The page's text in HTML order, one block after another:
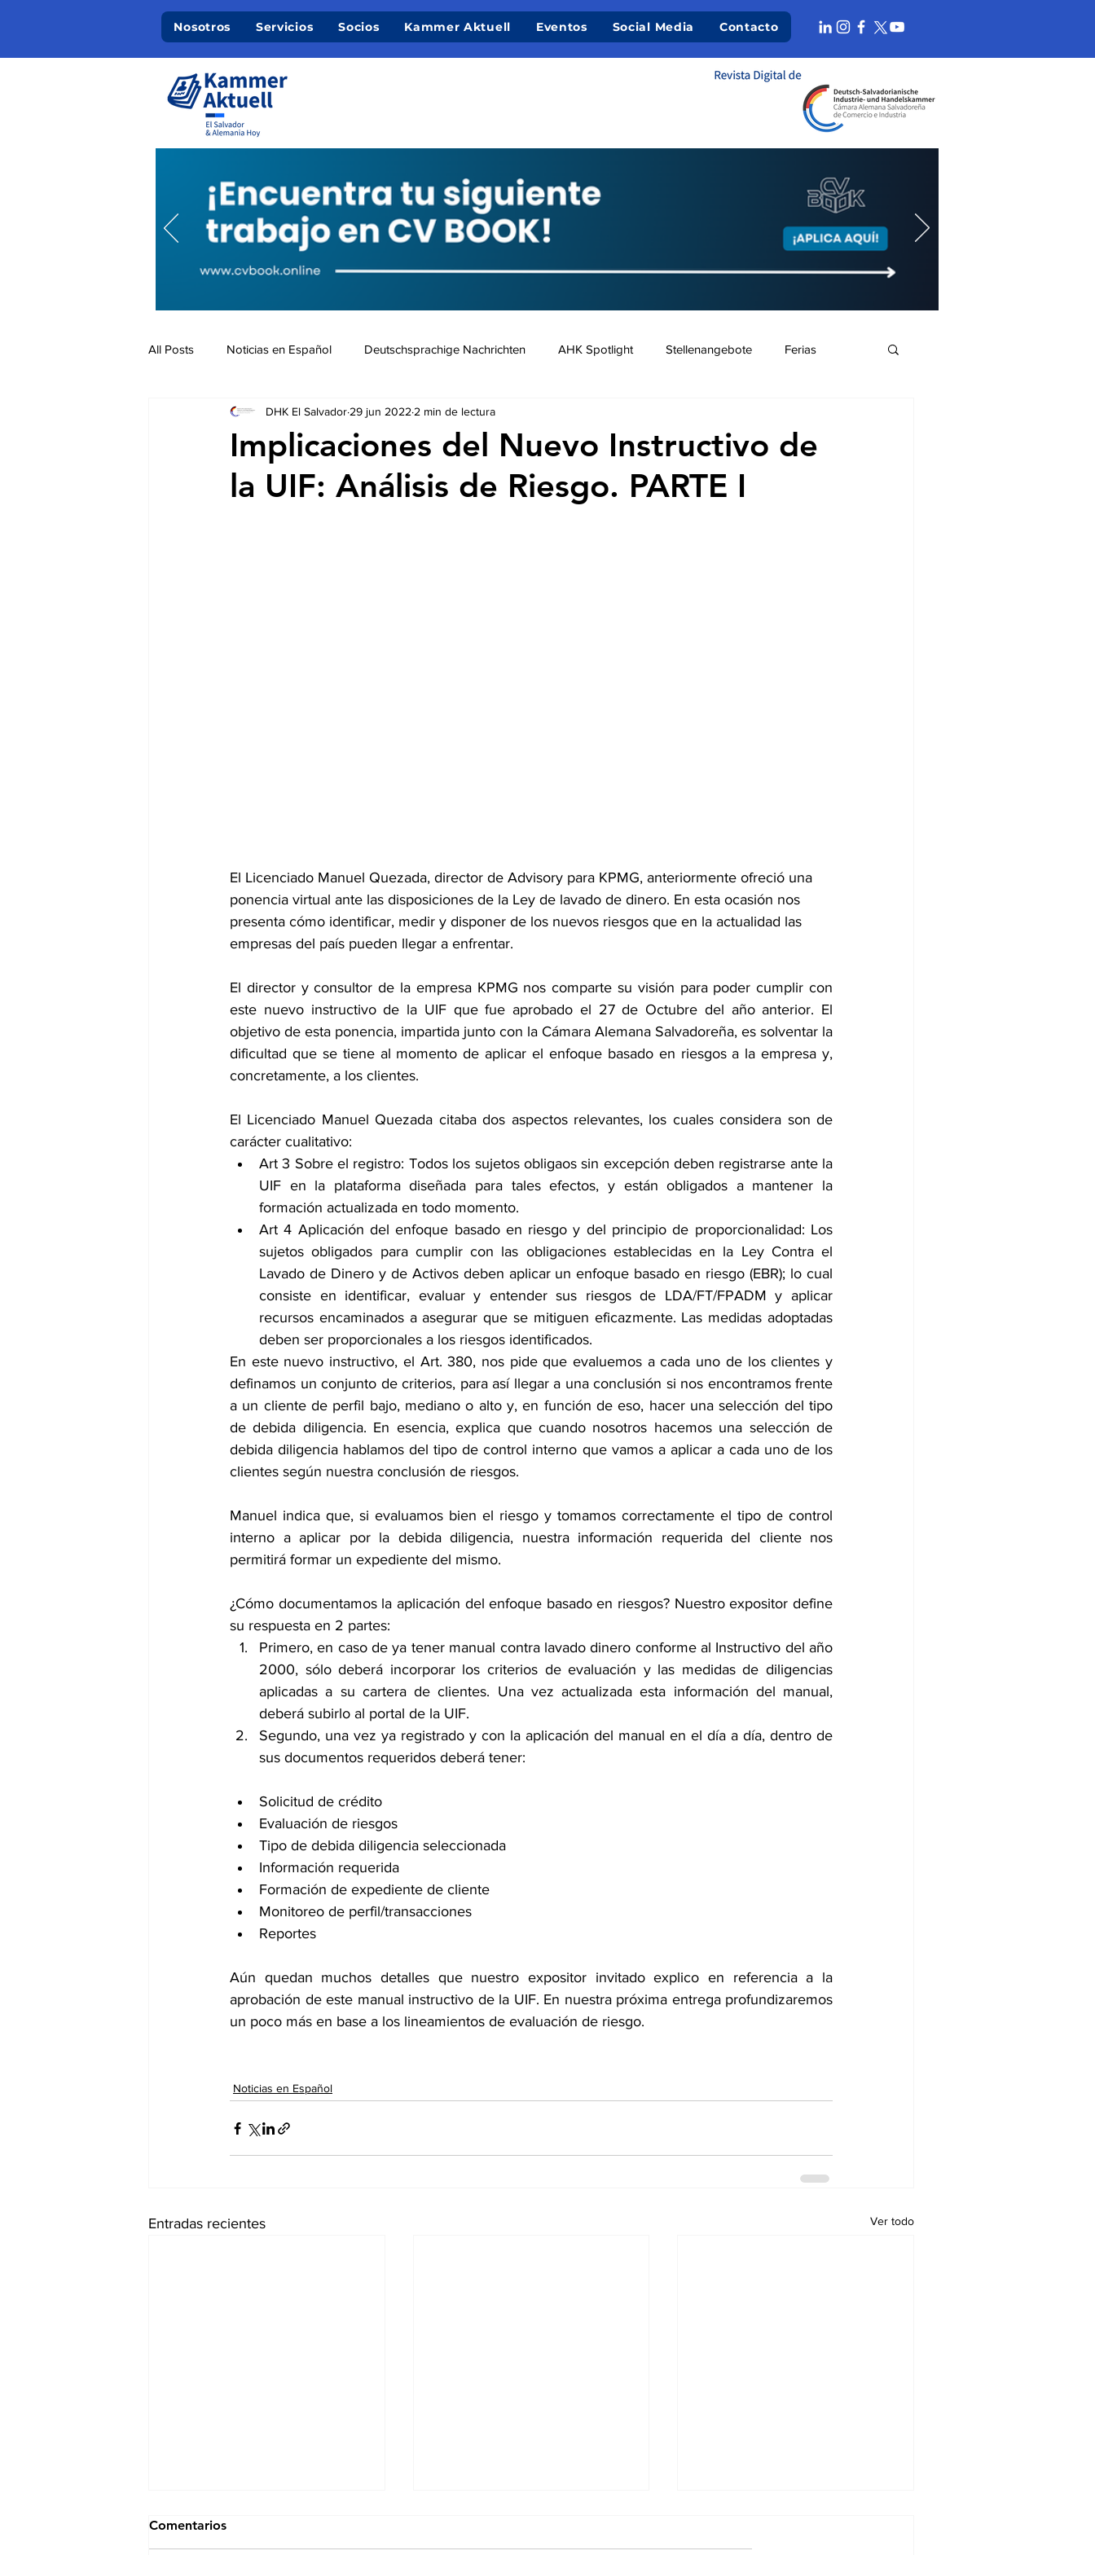
Nosotros Servicios Socios Kammer Aktuell Eventos Social Media Contacto
All Posts Noticias en Español Deutschsprachige Nachrichten AHK Spotlight Stellenangebote Ferias
Auschreibungen Ausschreibungen De nuestros Socios
Implicaciones del Nuevo Instructivo de
la UIF: Análisis de Riesgo. PARTE I
DHK El Salvador 29 jun 2022 2 min de lectura
El Licenciado Manuel Quezada, director de Advisory para KPMG, anteriormente ofreció una
ponencia virtual ante las disposiciones de la Ley de lavado de dinero. En esta ocasión nos
presenta cómo identificar, medir y disponer de los nuevos riesgos que en la actualidad las
empresas del país pueden llegar a enfrentar.
El director y consultor de la empresa KPMG nos comparte su visión para poder cumplir con
este nuevo instructivo de la UIF que fue aprobado el 27 de Octubre del año anterior. El
objetivo de esta ponencia, impartida junto con la Cámara Alemana Salvadoreña, es solventar la
dificultad que se tiene al momento de aplicar el enfoque basado en riesgos a la empresa y,
concretamente, a los clientes.
El Licenciado Manuel Quezada citaba dos aspectos relevantes, los cuales considera son de
carácter cualitativo:
Art 3 Sobre el registro: Todos los sujetos obligaos sin excepción deben registrarse ante la
UIF en la plataforma diseñada para tales efectos, y están obligados a mantener la
formación actualizada en todo momento.
Art 4 Aplicación del enfoque basado en riesgo y del principio de proporcionalidad: Los
sujetos obligados para cumplir con las obligaciones establecidas en la Ley Contra el
Lavado de Dinero y de Activos deben aplicar un enfoque basado en riesgo (EBR); lo cual
consiste en identificar, evaluar y entender sus riesgos de LDA/FT/FPADM y aplicar
recursos encaminados a asegurar que se mitiguen eficazmente. Las medidas adoptadas
deben ser proporcionales a los riesgos identificados.
En este nuevo instructivo, el Art. 380, nos pide que evaluemos a cada uno de los clientes y
definamos un conjunto de criterios, para así llegar a una conclusión si nos encontramos frente
a un cliente de perfil bajo, mediano o alto y, en función de eso, hacer una selección del tipo
de debida diligencia. En esencia, explica que cuando nosotros hacemos una selección de
debida diligencia hablamos del tipo de control interno que vamos a aplicar a cada uno de los
clientes según nuestra conclusión de riesgos.
Manuel indica que, si evaluamos bien el riesgo y tomamos correctamente el tipo de control
interno a aplicar por la debida diligencia, nuestra información requerida del cliente nos
permitirá formar un expediente del mismo.
¿Cómo documentamos la aplicación del enfoque basado en riesgos? Nuestro expositor define
su respuesta en 2 partes:
Primero, en caso de ya tener manual contra lavado dinero conforme al Instructivo del año
2000, sólo deberá incorporar los criterios de evaluación y las medidas de diligencias
aplicadas a su cartera de clientes. Una vez actualizada esta información del manual,
deberá subirlo al portal de la UIF.
Segundo, una vez ya registrado y con la aplicación del manual en el día a día, dentro de
sus documentos requeridos deberá tener:
Solicitud de crédito
Evaluación de riesgos
Tipo de debida diligencia seleccionada
Información requerida
Formación de expediente de cliente
Monitoreo de perfil/transacciones
Reportes
Aún quedan muchos detalles que nuestro expositor invitado explico en referencia a la
aprobación de este manual instructivo de la UIF. En nuestra próxima entrega profundizaremos
un poco más en base a los lineamientos de evaluación de riesgo.
Noticias en Español
Entradas recientes Ver todo
Comentarios